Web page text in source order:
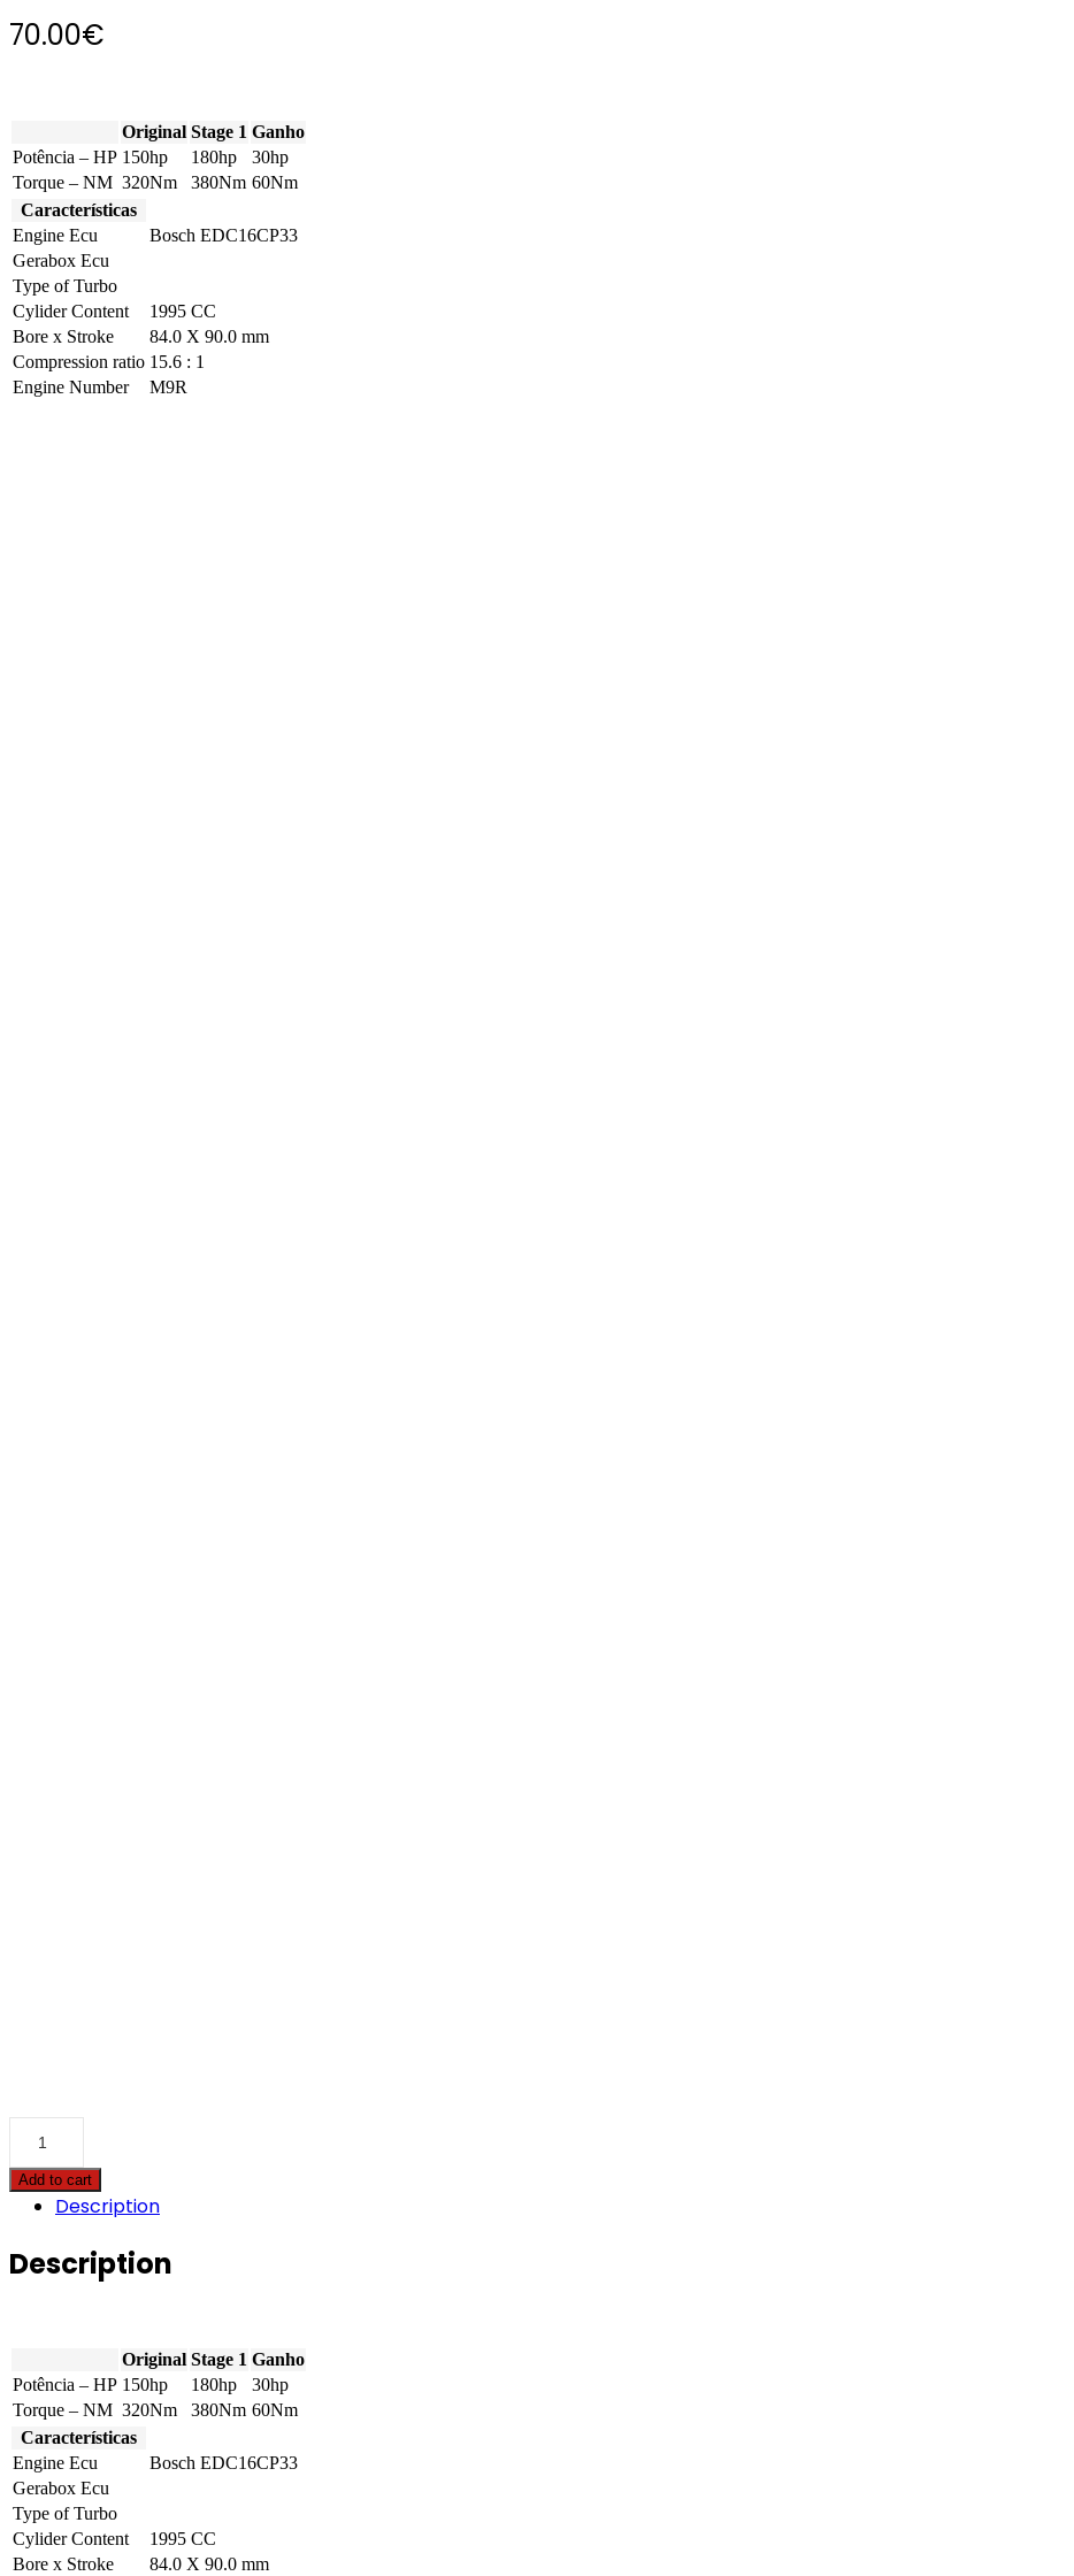
70.00€
Original Stage 1 Ganho
Potência – HP 150hp 180hp
30hp
Torque – NM 320Nm 380Nm 60Nm
Características
Engine Ecu
Bosch EDC16CP33
Gerabox Ecu
Type of Turbo
Cylider Content
1995 CC
Bore x Stroke
84.0 X 90.0 mm
Compression ratio 15.6 : 1
Engine Number
M9R
X-
Trail
DCi
150hp
Add to cart
Description
Description
Original Stage 1 Ganho
Potência – HP 150hp 180hp
30hp
Torque – NM 320Nm 380Nm 60Nm
Características
Engine Ecu
Bosch EDC16CP33
Gerabox Ecu
Type of Turbo
Cylider Content
1995 CC
Bore x Stroke
84.0 X 90.0 mm